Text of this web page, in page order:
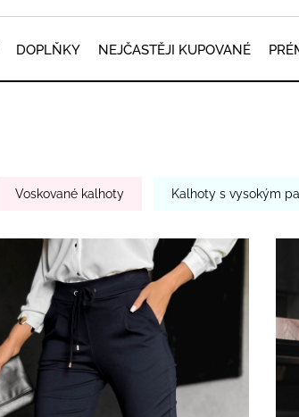
DOPLŇKY NEJČASTĚJI KUPOVANÉ
Voskované kalhoty Kalhoty s vysokým